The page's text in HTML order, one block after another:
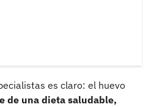
es claro: el huevo
de una dieta saludable,